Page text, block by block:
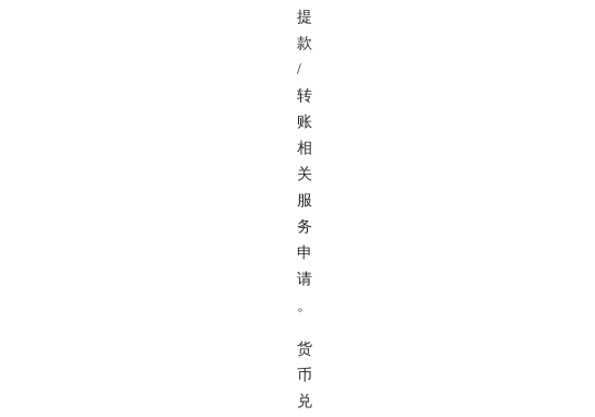
提
款
/
转
账
相
关
服
务
申
请
。
货
币
兑